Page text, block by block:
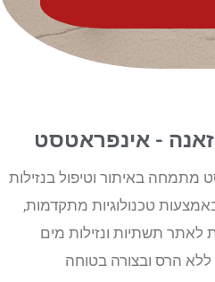
- אינפראטסט
מתמחה באיתור וטיפול בנזילות
טכנולוגיות מתקדמות,
תשתיות ונזילות מים
ללא הרס ובצורה בטוחה